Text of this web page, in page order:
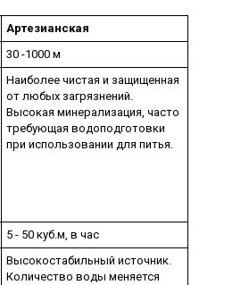
Артезианская
30 -1000 м
Наиболее чистая и защищенная
от любых загрязнений.
Высокая минерализация, часто
требующая водоподготовки
при использовании для питья.
5 - 50 куб.м, в час
Высокостабильный источник.
Количество воды меняется